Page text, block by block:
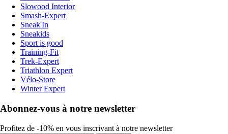
Slowood Interior
Smash-Expert
Sneak'In
Sneakids
Sport is good
Training-Fit
Trek-Expert
Triathlon Expert
Vélo-Store
Winter Expert
Abonnez-vous à notre newsletter
Profitez de -10% en vous inscrivant à notre newsletter